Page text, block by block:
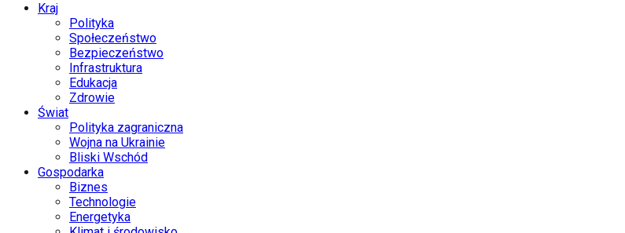
Kraj
Polityka
Społeczeństwo
Bezpieczeństwo
Infrastruktura
Edukacja
Zdrowie
Świat
Polityka zagraniczna
Wojna na Ukrainie
Bliski Wschód
Gospodarka
Biznes
Technologie
Energetyka